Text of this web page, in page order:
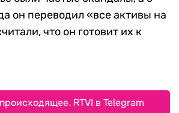
он переводил «все активы на
что он готовит их к
RTVI в Telegram